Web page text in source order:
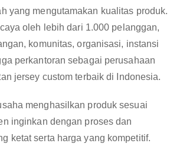
yang mengutamakan kualitas produk.
oleh lebih dari 1.000 pelanggan,
komunitas, organisasi, instansi
perkantoran sebagai perusahaan
jersey custom terbaik di Indonesia.
menghasilkan produk sesuai
inginkan dengan proses dan
ketat serta harga yang kompetitif.